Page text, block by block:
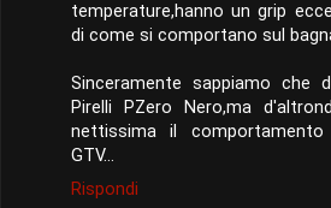
temperature,hanno un grip
di come si comportano sul
Sinceramente sappiamo che
Pirelli PZero Nero,ma
nettissima il
GTV...
Rispondi